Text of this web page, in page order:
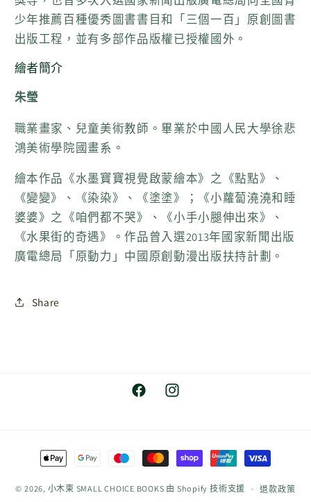
少年推薦百種優秀圖書書目和「三個一百」原創圖書
出版工程，並有多部作品版權已授權國外。
繪者簡介
朱瑩
職業畫家、兒童美術教師。畢業於中國人民大學徐悲
鴻美術學院國畫系。
繪本作品《水墨寶寶視覺啟蒙繪本》之《點點》、
《變變》、《染染》、《塗塗》；《小蘿蔔澆澆和睡
婆婆》之《咱們都不哭》、《小手小腿伸出來》、
《水果街的奇遇》。作品曾入選2013年國家新聞出版
廣電總局「原動力」中國原創動漫出版扶持計劃。
Share
FacebookInstagram
付
款
方
© 2026, 小木柬 SMALL CHOICE BOOKS 由 Shopify 技術支援 退款政策